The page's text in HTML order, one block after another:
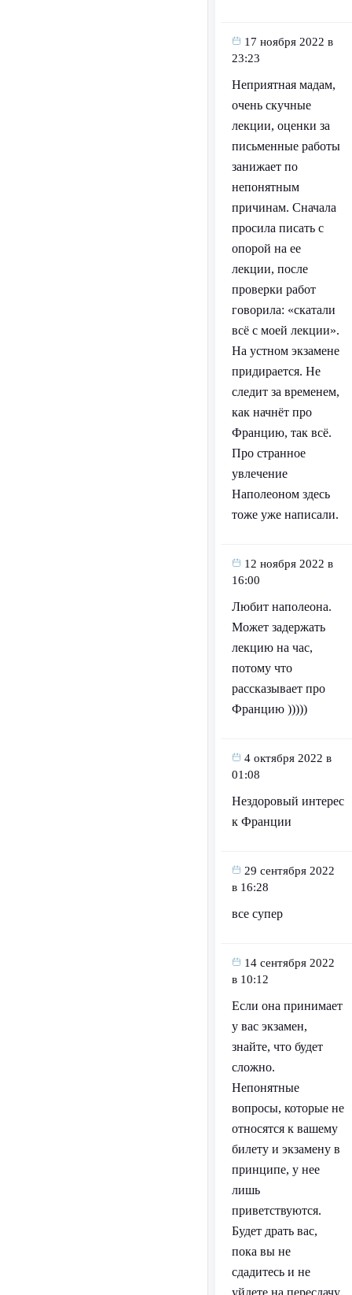
17 ноября 2022 в
23:23
Неприятная мадам,
очень скучные
лекции, оценки за
письменные работы
занижает по
непонятным
причинам. Сначала
просила писать с
опорой на ее
лекции, после
проверки работ
говорила: «скатали
всё с моей лекции».
На устном экзамене
придирается. Не
следит за временем,
как начнёт про
Францию, так всё.
Про странное
увлечение
Наполеоном здесь
тоже уже написали.
12 ноября 2022 в
16:00
Любит наполеона.
Может задержать
лекцию на час,
потому что
рассказывает про
Францию )))))
4 октября 2022 в
01:08
Нездоровый интерес
к Франции
29 сентября 2022
в 16:28
все супер
14 сентября 2022
в 10:12
Если она принимает
у вас экзамен,
знайте, что будет
сложно.
Непонятные
вопросы, которые не
относятся к вашему
билету и экзамену в
принципе, у нее
лишь
приветствуются.
Будет драть вас,
пока вы не
сдадитесь и не
уйдете на пересдачу